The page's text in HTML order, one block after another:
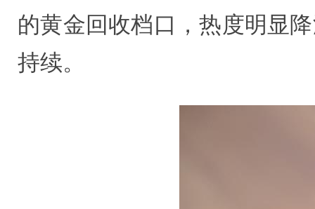
的黄金回收档口，热度明显
持续。